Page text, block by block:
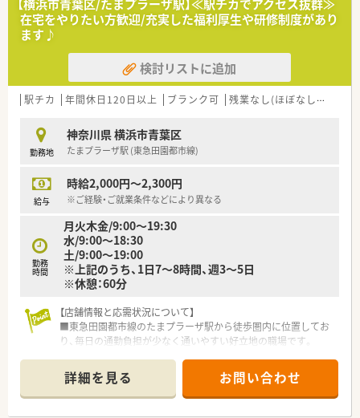
【横浜市青葉区/たまプラーザ駅】≪駅チカでアクセス抜群≫
在宅をやりたい方歓迎/充実した福利厚生や研修制度があり
ます♪
検討リストに追加
駅チカ 年間休日120日以上 ブランク可 残業なし(ほぼなし含む)
勤務地
神奈川県 横浜市青葉区
たまプラーザ駅 (東急田園都市線)
給与
時給2,000円～2,300円
※ご経験・ご就業条件などにより異なる
勤務
時間
月火木金/9:00～19:30
水/9:00～18:30
土/9:00～19:00
※上記のうち、1日7～8時間、週3～5日
※休憩：60分
【店舗情報と応需状況について】
■東急田園都市線のたまプラーザ駅から徒歩圏内に位置してお
り、毎日の通勤負担が少なく通いやすい好立地の職場です。
ており、多科目の処方にも対応できる環境があります。
■薬剤師は常勤3名とパート2名が在籍しており、複数名体制で
協力しながら調剤業務や服薬指導に取り組んでいます。
詳細を見る お問い合わせ